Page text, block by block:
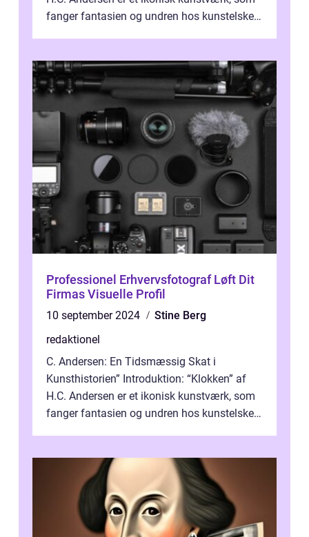
fanger fantasien og undren hos kunstelskere
Professionel Erhvervsfotograf Løft Dit
Firmas Visuelle Profil
10 september 2024
Stine Berg
redaktionel
C. Andersen: En Tidsmæssig Skat i
Kunsthistorien” Introduktion: “Klokken” af
H.C. Andersen er et ikonisk kunstværk, som
fanger fantasien og undren hos kunstelskere